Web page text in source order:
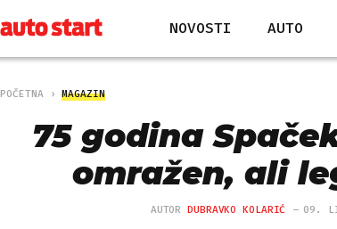
NOVOSTI AUTO
POČETNA MAGAZIN
75 godina
omražen, ali
AUTORDUBRAVKO KOLARIĆ 09.